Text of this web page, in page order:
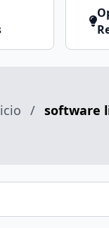
/ software